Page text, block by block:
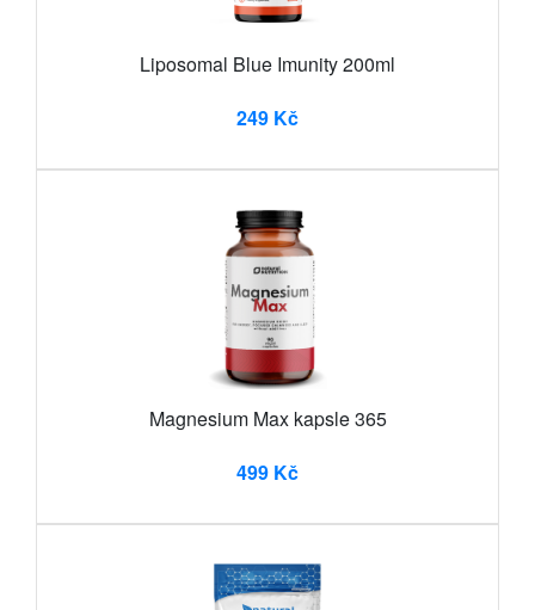
Liposomal Blue Imunity 200ml
249 Kč
Magnesium Max kapsle 365
499 Kč